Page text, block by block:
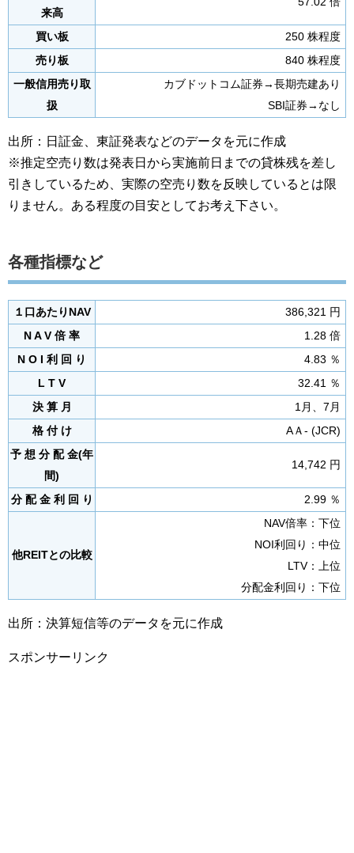
来高
買い板
250 株程度
売り板
840 株程度
一般信用売り取
扱
カブドットコム証券→長期売建あり
SBI証券→なし
出所：日証金、東証発表などのデータを元に作成
※推定空売り数は発表日から実施前日までの貸株残を差し
引きしているため、実際の空売り数を反映しているとは限
りません。ある程度の目安としてお考え下さい。
各種指標など
１口あたりNAV
386,321 円
N A V 倍 率
1.28 倍
N O I 利 回 り
4.83 ％
L T V
32.41 ％
決 算 月
1月、7月
格 付 け
AＡ- (JCR)
予 想 分 配 金(年
間)
14,742 円
分 配 金 利 回 り 2.99 ％
他REITとの比較
NAV倍率：下位
NOI利回り：中位
LTV：上位
分配金利回り：下位
出所：決算短信等のデータを元に作成
スポンサーリンク